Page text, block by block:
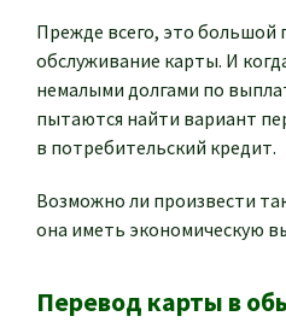
Прежде всего, это большой
обслуживание карты. И
немалыми долгами по
пытаются найти вариант
в потребительский кредит.
Возможно ли произвести
она иметь экономическую
Перевод карты в